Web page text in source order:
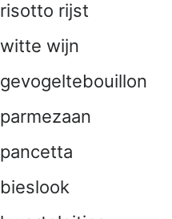
risotto rijst
witte wijn
gevogeltebouillon
parmezaan
pancetta
bieslook